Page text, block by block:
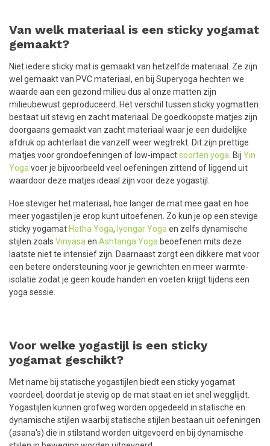
Van welk materiaal is een sticky yogamat
gemaakt?
Niet iedere sticky mat is gemaakt van hetzelfde materiaal. Ze zijn
wel gemaakt van PVC materiaal, en bij Superyoga hechten we
waarde aan een gezond milieu dus al onze matten zijn
milieubewust geproduceerd. Het verschil tussen sticky yogmatten
bestaat uit stevig en zacht materiaal. De goedkoopste matjes zijn
doorgaans gemaakt van zacht materiaal waar je een duidelijke
afdruk op achterlaat die vanzelf weer wegtrekt. Dit zijn prettige
matjes voor grondoefeningen of low-impactsoorten yoga. Bij Yin
Yogavoer je bijvoorbeeld veel oefeningen zittend of liggend uit
waardoor deze matjes ideaal zijn voor deze yogastijl.
Hoe steviger het materiaal, hoe langer de mat mee gaat en hoe
meer yogastijlen je erop kunt uitoefenen. Zo kun je op een stevige
sticky yogamat Hatha Yoga, Iyengar Yogaen zelfs dynamische
stijlen zoals Vinyasaen Ashtanga Yoga beoefenen mits deze
laatste niet te intensief zijn. Daarnaast zorgt een dikkere mat voor
een betere ondersteuning voor je gewrichten en meer warmte-
isolatie zodat je geen koude handen en voeten krijgt tijdens een
yoga sessie.
Voor welke yogastijl is een sticky
yogamat geschikt?
Met name bij statische yogastijlen biedt een sticky yogamat
voordeel, doordat je stevig op de mat staat en iet snel wegglijdt.
Yogastijlen kunnen grofweg worden opgedeeld in statische en
dynamische stijlen waarbij statische stijlen bestaan uit oefeningen
(asana's) die in stilstand worden uitgevoerd en bij dynamische